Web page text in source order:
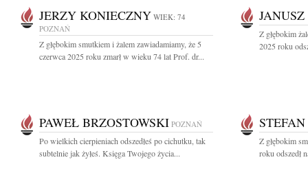
JERZY KONIECZNY WIEK: 74
POZNAŃ
Z głębokim smutkiem i żalem zawiadamiamy, że 5
czerwca 2025 roku zmarł w wieku 74 lat Prof. dr...
Z głębokim
2025 roku
PAWEŁ BRZOSTOWSKI POZNAŃ
Po wielkich cierpieniach odszedłeś po cichutku, tak
subtelnie jak żyłeś. Księga Twojego życia...
Z głębokim
roku odszedł